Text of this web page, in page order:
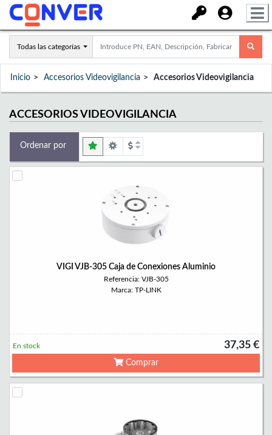
Todas las categorías
Inicio Accesorios Videovigilancia Accesorios Videovigilancia
ACCESORIOS VIDEOVIGILANCIA
Ordenar por
VIGI VJB-305 Caja de Conexiones Aluminio
Referencia: VJB-305
Marca: TP-LINK
37,35 €
En stock
Comprar